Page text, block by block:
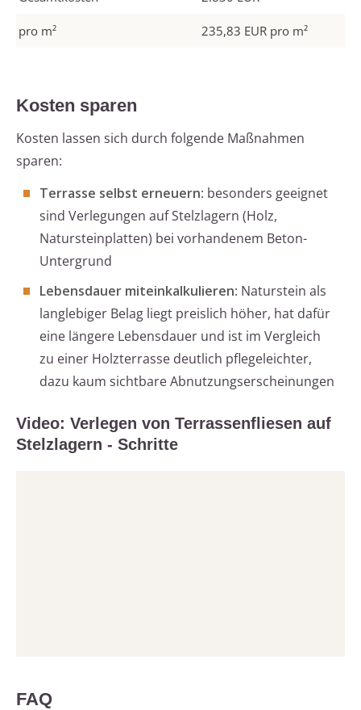
pro m² 235,83 EUR pro m²
Kosten sparen
Kosten lassen sich durch folgende Maßnahmen
sparen:
Terrasse selbst erneuern: besonders geeignet
sind Verlegungen auf Stelzlagern (Holz,
Natursteinplatten) bei vorhandenem Beton-
Untergrund
Lebensdauer miteinkalkulieren: Naturstein als
langlebiger Belag liegt preislich höher, hat dafür
eine längere Lebensdauer und ist im Vergleich
zu einer Holzterrasse deutlich pflegeleichter,
dazu kaum sichtbare Abnutzungserscheinungen
Video: Verlegen von Terrassenfliesen auf
Stelzlagern - Schritte
FAQ